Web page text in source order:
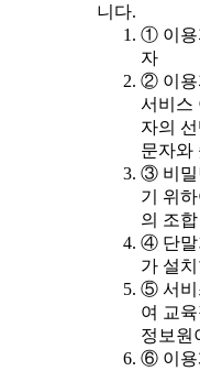
니다.
① 이용
자
② 이용
서비스
자의
문자와
③ 비밀
기 위
의 조합
④ 단말
가 설
⑤ 서비
여 교
정보원
⑥ 이용